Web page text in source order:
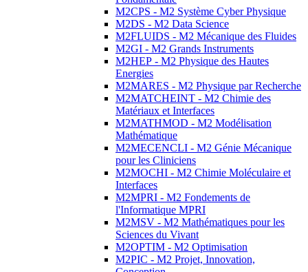
M2CPS - M2 Système Cyber Physique
M2DS - M2 Data Science
M2FLUIDS - M2 Mécanique des Fluides
M2GI - M2 Grands Instruments
M2HEP - M2 Physique des Hautes
Energies
M2MARES - M2 Physique par Recherche
M2MATCHEINT - M2 Chimie des
Matériaux et Interfaces
M2MATHMOD - M2 Modélisation
Mathématique
M2MECENCLI - M2 Génie Mécanique
pour les Cliniciens
M2MOCHI - M2 Chimie Moléculaire et
Interfaces
M2MPRI - M2 Fondements de
l'Informatique MPRI
M2MSV - M2 Mathématiques pour les
Sciences du Vivant
M2OPTIM - M2 Optimisation
M2PIC - M2 Projet, Innovation,